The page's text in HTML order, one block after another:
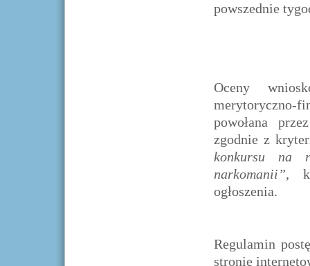
powszednie
Oceny
powołana
zgodnie z
konkursu na
narkomanii”,
ogłoszenia.
Regulamin
stronie